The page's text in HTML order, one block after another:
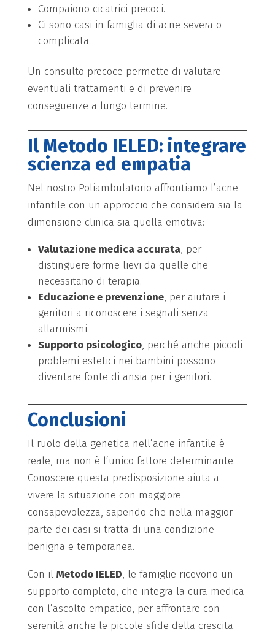
Compaiono cicatrici precoci.
Ci sono casi in famiglia di acne severa o
complicata.
Un consulto precoce permette di valutare
eventuali trattamenti e di prevenire
conseguenze a lungo termine.
Il Metodo IELED: integrare
scienza ed empatia
Nel nostro Poliambulatorio affrontiamo l’acne
infantile con un approccio che considera sia la
dimensione clinica sia quella emotiva:
Valutazione medica accurata, per
distinguere forme lievi da quelle che
necessitano di terapia.
Educazione e prevenzione, per aiutare i
genitori a riconoscere i segnali senza
allarmismi.
Supporto psicologico, perché anche piccoli
problemi estetici nei bambini possono
diventare fonte di ansia per i genitori.
Conclusioni
Il ruolo della genetica nell’acne infantile è
reale, ma non è l’unico fattore determinante.
Conoscere questa predisposizione aiuta a
vivere la situazione con maggiore
consapevolezza, sapendo che nella maggior
parte dei casi si tratta di una condizione
benigna e temporanea.
Con il Metodo IELED, le famiglie ricevono un
supporto completo, che integra la cura medica
con l’ascolto empatico, per affrontare con
serenità anche le piccole sfide della crescita.